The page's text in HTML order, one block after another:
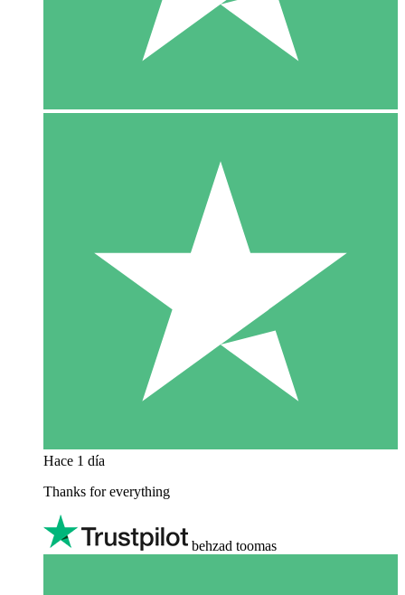
Hace 1 día
Thanks for everything
behzad toomas